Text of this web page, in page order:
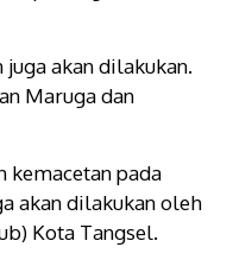
akan dilakukan.
Maruga dan
kemacetan pada
akan dilakukan oleh
Kota Tangsel.